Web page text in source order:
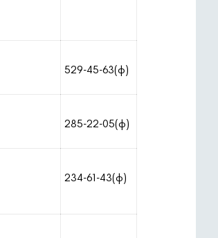
529-45-63(ф)
285-22-05(ф)
234-61-43(ф)